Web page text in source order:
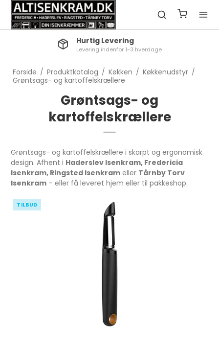
Click & Collect
Reserver nemt til afhentning i butik
Forside / Produktkatalog / Køkken / Køkkenudstyr /
Grøntsags- og kartoffelskrællere
Grøntsags- og
kartoffelskrællere
Grøntsags- og kartoffelskrællere i skarpt og ergonomisk
design. Afhent i Haderslev Isenkram, Fredericia
Isenkram, Ringsted Isenkram eller Tårnby Torv
Isenkram – eller få leveret hjem eller til pakkeshop.
TILBUD